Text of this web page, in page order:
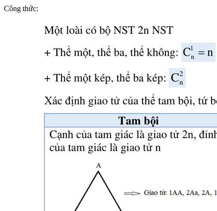
Công thức: